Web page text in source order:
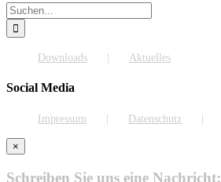
Suche
nach:
Downloads Aktuelles
Social Media
Impressum Datenschutz
×
Schreiben Sie uns eine Nachricht: